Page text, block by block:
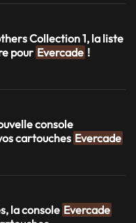
Collection 1, la liste
pour Evercade !
console
cartouches Evercade
la console Evercade